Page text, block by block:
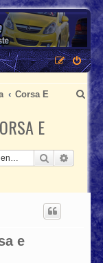
Corsa E
S
u
h
E
Suche
e